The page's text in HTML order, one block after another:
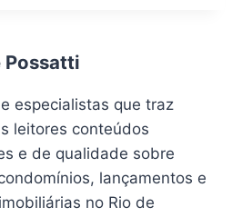
Possatti
especialistas que traz
leitores conteúdos
e de qualidade sobre
lançamentos e
no Rio de